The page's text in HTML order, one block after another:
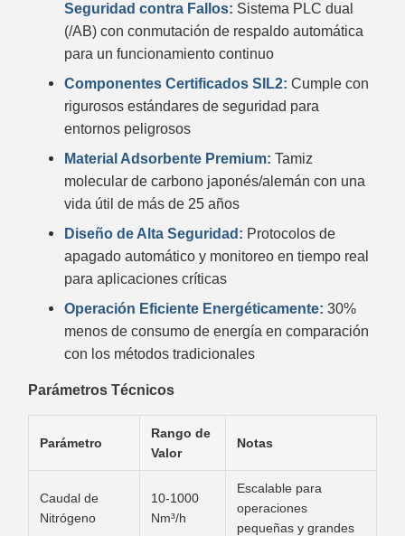
Seguridad contra Fallos: Sistema PLC dual
(/AB) con conmutación de respaldo automática
para un funcionamiento continuo
Componentes Certificados SIL2: Cumple con
rigurosos estándares de seguridad para
entornos peligrosos
Material Adsorbente Premium: Tamiz
molecular de carbono japonés/alemán con una
vida útil de más de 25 años
Diseño de Alta Seguridad: Protocolos de
apagado automático y monitoreo en tiempo real
para aplicaciones críticas
Operación Eficiente Energéticamente: 30%
menos de consumo de energía en comparación
con los métodos tradicionales
Parámetros Técnicos
Parámetro
Rango de
Valor
Notas
Caudal de
Nitrógeno
10-1000
Nm³/h
Escalable para
operaciones
pequeñas y grandes